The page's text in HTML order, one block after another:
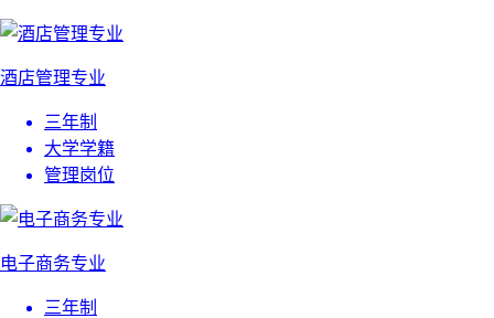
酒店管理专业
三年制
大学学籍
管理岗位
电子商务专业
三年制